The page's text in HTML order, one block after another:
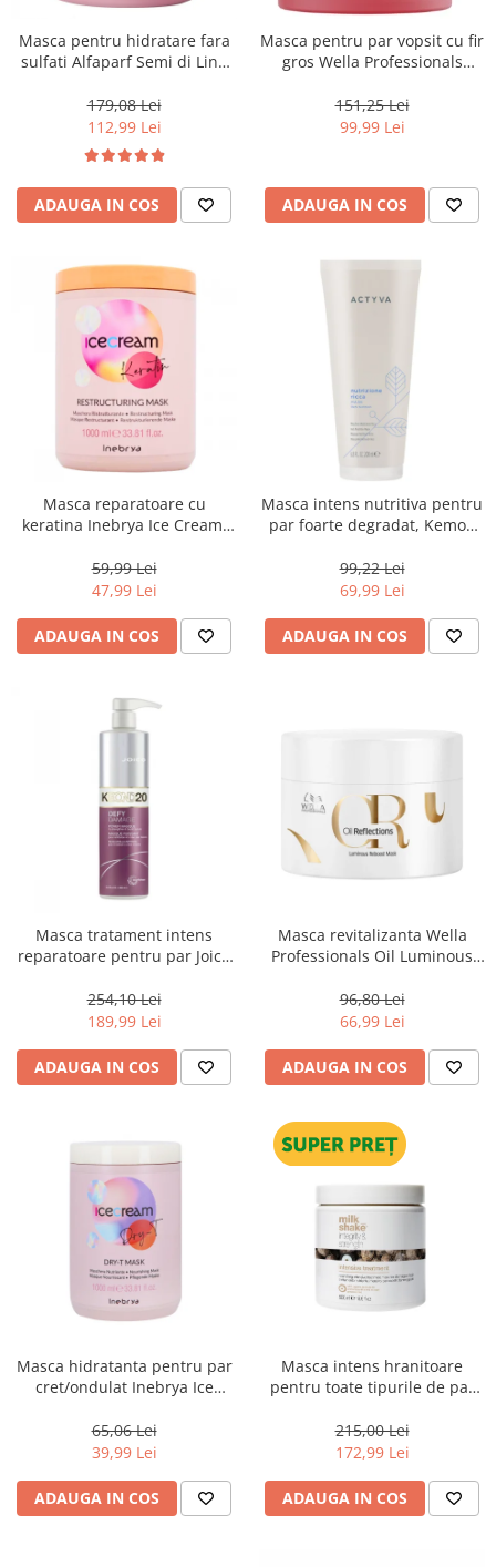
Masca pentru hidratare fara
sulfati Alfaparf Semi di Lino
ml
179,08 Lei
112,99 Lei
ADAUGA IN COS
Masca pentru par vopsit cu fir
gros Wella Professionals
151,25 Lei
99,99 Lei
ADAUGA IN COS
Masca reparatoare cu
keratina Inebrya Ice Cream,
59,99 Lei
47,99 Lei
ADAUGA IN COS
Masca intens nutritiva pentru
par foarte degradat, Kemon
ml
99,22 Lei
69,99 Lei
ADAUGA IN COS
Masca tratament intens
reparatoare pentru par Joico
Mask, 500 ml
254,10 Lei
189,99 Lei
ADAUGA IN COS
Masca revitalizanta Wella
Professionals Oil Luminous
96,80 Lei
66,99 Lei
ADAUGA IN COS
Masca hidratanta pentru par
cret/ondulat Inebrya Ice
65,06 Lei
39,99 Lei
ADAUGA IN COS
Masca intens hranitoare
pentru toate tipurile de par
Strength Intensive Treatment,
500 ml
215,00 Lei
172,99 Lei
ADAUGA IN COS